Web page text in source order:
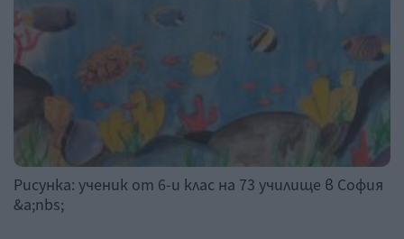
Рисунка: ученик от 6-и клас на 73 училище в София
&a;nbs;